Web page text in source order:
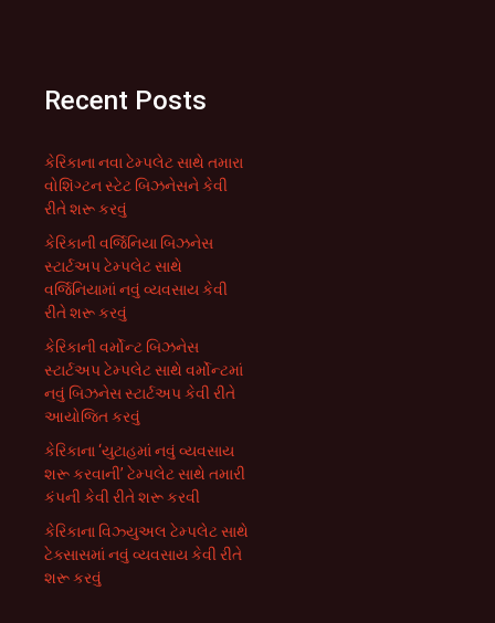
Recent Posts
કેરિકાના નવા ટેમ્પલેટ સાથે તમારા
વોશિંગ્ટન સ્ટેટ બિઝનેસને કેવી
રીતે શરૂ કરવું
કેરિકાની વર્જિનિયા બિઝનેસ
સ્ટાર્ટઅપ ટેમ્પલેટ સાથે
વર્જિનિયામાં નવું વ્યવસાય કેવી
રીતે શરૂ કરવું
કેરિકાની વર્મોન્ટ બિઝનેસ
સ્ટાર્ટઅપ ટેમ્પલેટ સાથે વર્મોન્ટમાં
નવું બિઝનેસ સ્ટાર્ટઅપ કેવી રીતે
આયોજિત કરવું
કેરિકાના ‘યુટાહમાં નવું વ્યવસાય
શરૂ કરવાની’ ટેમ્પલેટ સાથે તમારી
કંપની કેવી રીતે શરૂ કરવી
કેરિકાના વિઝ્યુઅલ ટેમ્પલેટ સાથે
ટેક્સાસમાં નવું વ્યવસાય કેવી રીતે
શરૂ કરવું